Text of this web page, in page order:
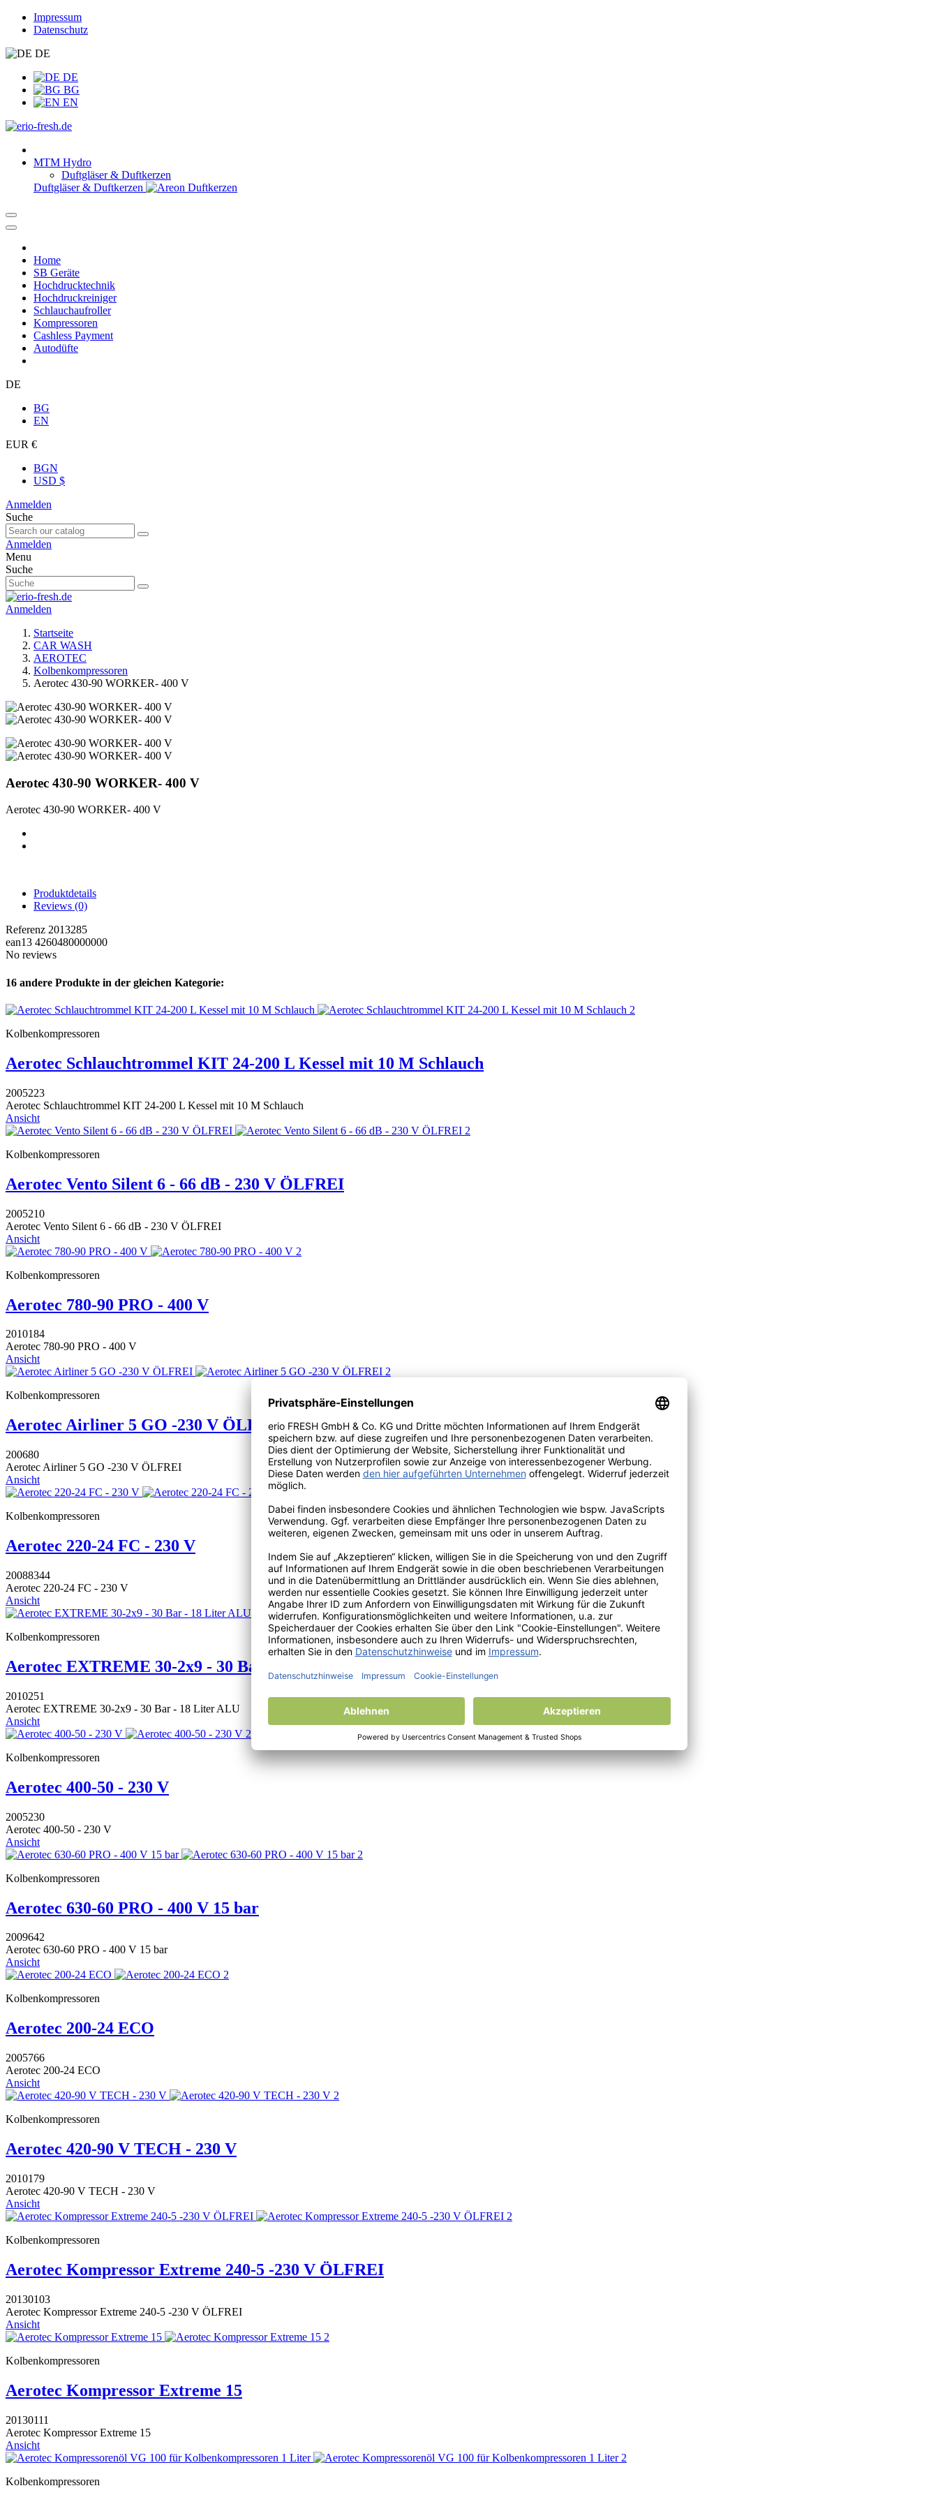
Impressum
Datenschutz
DE
DE
BG
EN
MTM Hydro
Duftgläser & Duftkerzen
Duftgläser & Duftkerzen
Home
SB Geräte
Hochdrucktechnik
Hochdruckreiniger
Schlauchaufroller
Kompressoren
Cashless Payment
Autodüfte
DE
BG
EN
EUR €
BGN
USD $
Anmelden
Suche
Anmelden
Menu
Suche
Anmelden
Startseite
CAR WASH
AEROTEC
Kolbenkompressoren
Aerotec 430-90 WORKER- 400 V
Aerotec 430-90 WORKER- 400 V
Aerotec 430-90 WORKER- 400 V
Produktdetails
Reviews (0)
Referenz 2013285
ean13 4260480000000
No reviews
16 andere Produkte in der gleichen Kategorie:
Kolbenkompressoren
Aerotec Schlauchtrommel KIT 24-200 L Kessel mit 10 M Schlauch
2005223
Aerotec Schlauchtrommel KIT 24-200 L Kessel mit 10 M Schlauch
Ansicht
Kolbenkompressoren
Aerotec Vento Silent 6 - 66 dB - 230 V ÖLFREI
2005210
Aerotec Vento Silent 6 - 66 dB - 230 V ÖLFREI
Ansicht
Kolbenkompressoren
Aerotec 780-90 PRO - 400 V
2010184
Aerotec 780-90 PRO - 400 V
Ansicht
Kolbenkompressoren
Aerotec Airliner 5 GO -230 V ÖLFREI
200680
Aerotec Airliner 5 GO -230 V ÖLFREI
Ansicht
Kolbenkompressoren
Aerotec 220-24 FC - 230 V
20088344
Aerotec 220-24 FC - 230 V
Ansicht
Kolbenkompressoren
Aerotec EXTREME 30-2x9 - 30 Bar - 18 Liter ALU
2010251
Aerotec EXTREME 30-2x9 - 30 Bar - 18 Liter ALU
Ansicht
Kolbenkompressoren
Aerotec 400-50 - 230 V
2005230
Aerotec 400-50 - 230 V
Ansicht
Kolbenkompressoren
Aerotec 630-60 PRO - 400 V 15 bar
2009642
Aerotec 630-60 PRO - 400 V 15 bar
Ansicht
Kolbenkompressoren
Aerotec 200-24 ECO
2005766
Aerotec 200-24 ECO
Ansicht
Kolbenkompressoren
Aerotec 420-90 V TECH - 230 V
2010179
Aerotec 420-90 V TECH - 230 V
Ansicht
Kolbenkompressoren
Aerotec Kompressor Extreme 240-5 -230 V ÖLFREI
20130103
Aerotec Kompressor Extreme 240-5 -230 V ÖLFREI
Ansicht
Kolbenkompressoren
Aerotec Kompressor Extreme 15
20130111
Aerotec Kompressor Extreme 15
Ansicht
Kolbenkompressoren